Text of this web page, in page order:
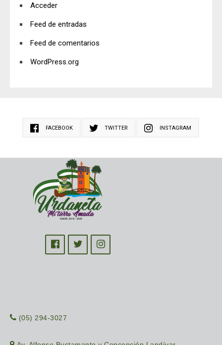
Acceder
Feed de entradas
Feed de comentarios
WordPress.org
FACEBOOK TWITTER INSTAGRAM
(05) 294-3027